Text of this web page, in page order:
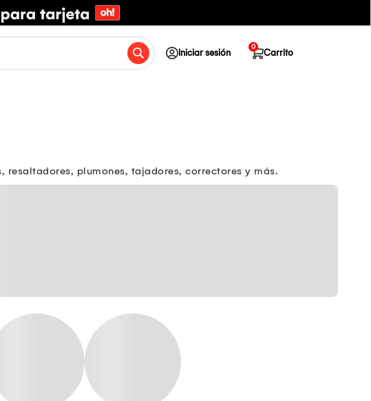
Iniciar sesión Carrito
0
resaltadores, plumones, tajadores, correctores y más.